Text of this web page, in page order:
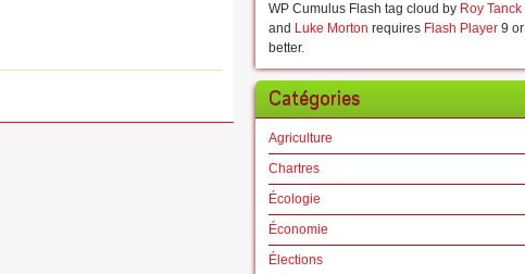
WP Cumulus Flash tag cloud by Roy Tanck
and Luke Morton requires Flash Player 9 or
better.
Catégories
Agriculture
Chartres
Écologie
Économie
Élections